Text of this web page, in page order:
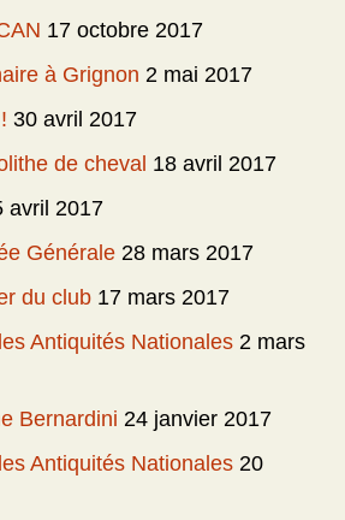
17 octobre 2017
à Grignon 2 mai 2017
30 avril 2017
de cheval 18 avril 2017
avril 2017
Générale 28 mars 2017
du club 17 mars 2017
Antiquités Nationales 2 mars
Bernardini 24 janvier 2017
Antiquités Nationales 20